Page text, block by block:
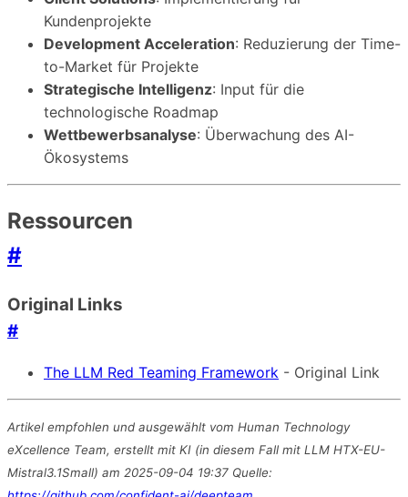
Kundenprojekte
Development Acceleration: Reduzierung der Time-
to-Market für Projekte
Strategische Intelligenz: Input für die
technologische Roadmap
Wettbewerbsanalyse: Überwachung des AI-
Ökosystems
Ressourcen
#
Original Links
#
The LLM Red Teaming Framework - Original Link
Artikel empfohlen und ausgewählt vom Human Technology
eXcellence Team, erstellt mit KI (in diesem Fall mit LLM HTX-EU-
Mistral3.1Small) am 2025-09-04 19:37 Quelle: